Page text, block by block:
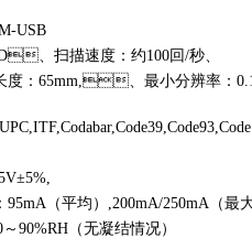
USB
、扫描速度：约100回/秒、
：65mm,、最小分辨率：
：95mA（平均）,200mA/250mA（最
90%RH（无凝结情况）